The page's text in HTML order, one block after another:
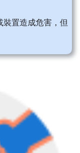
裝置造成危害，但